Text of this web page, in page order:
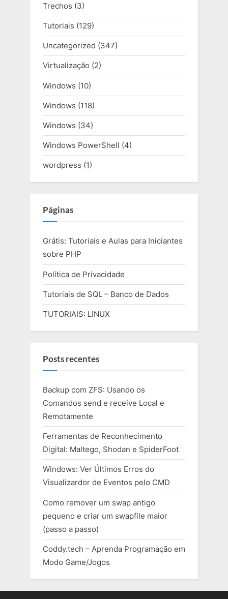
Trechos (3)
Tutoriais (129)
Uncategorized (347)
Virtualização (2)
Windows (10)
Windows (118)
Windows (34)
Windows PowerShell (4)
wordpress (1)
Páginas
Grátis: Tutoriais e Aulas para Iniciantes
sobre PHP
Política de Privacidade
Tutoriais de SQL – Banco de Dados
TUTORIAIS: LINUX
Posts recentes
Backup com ZFS: Usando os
Comandos send e receive Local e
Remotamente
Ferramentas de Reconhecimento
Digital: Maltego, Shodan e SpiderFoot
Windows: Ver Últimos Erros do
Visualizardor de Eventos pelo CMD
Como remover um swap antigo
pequeno e criar um swapfile maior
(passo a passo)
Coddy.tech – Aprenda Programação em
Modo Game/Jogos